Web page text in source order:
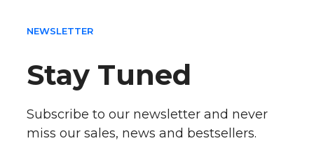
NEWSLETTER
Stay Tuned
Subscribe to our newsletter and never
miss our sales, news and bestsellers.